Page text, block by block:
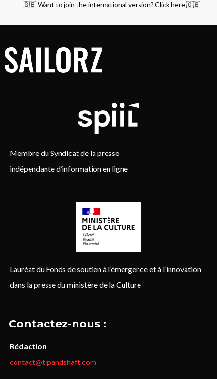
🇬🇧 Want to join the international version? Click here 🇬🇧
Membre du Syndicat de la presse
indépendante d’information en ligne
Lauréat du Fonds de soutien à l’émergence et à l’innovation
dans la presse du ministère de la Culture
Contactez-nous :
Rédaction
contact@tipandshaft.com